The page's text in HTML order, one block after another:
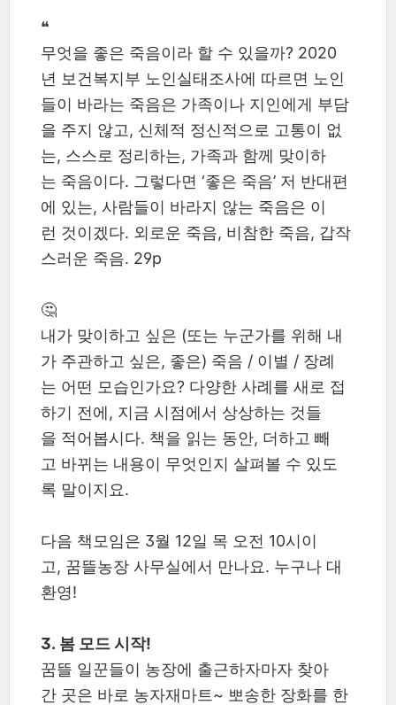
❝
무엇을 좋은 죽음이라 할 수 있을까? 2020
년 보건복지부 노인실태조사에 따르면 노인
들이 바라는 죽음은 가족이나 지인에게 부담
을 주지 않고, 신체적 정신적으로 고통이 없
는, 스스로 정리하는, 가족과 함께 맞이하
는 죽음이다. 그렇다면 ‘좋은 죽음’ 저 반대편
에 있는, 사람들이 바라지 않는 죽음은 이
런 것이겠다. 외로운 죽음, 비참한 죽음, 갑작
스러운 죽음. 29p
🤔
내가 맞이하고 싶은 (또는 누군가를 위해 내
가 주관하고 싶은, 좋은) 죽음 / 이별 / 장례
는 어떤 모습인가요? 다양한 사례를 새로 접
하기 전에, 지금 시점에서 상상하는 것들
을 적어봅시다. 책을 읽는 동안, 더하고 빼
고 바뀌는 내용이 무엇인지 살펴볼 수 있도
록 말이지요.
다음 책모임은 3월 12일 목 오전 10시이
고, 꿈뜰농장 사무실에서 만나요. 누구나 대
환영!
3. 봄 모드 시작!
꿈뜰 일꾼들이 농장에 출근하자마자 찾아
간 곳은 바로 농자재마트~ 뽀송한 장화를 한